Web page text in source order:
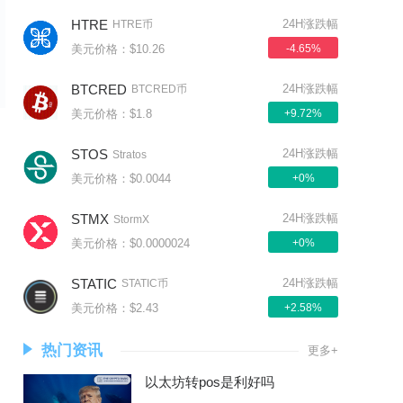
HTRE HTRE币
美元价格：$10.26
24H涨跌幅
-4.65%
BTCRED BTCRED币
美元价格：$1.8
24H涨跌幅
+9.72%
STOS Stratos
美元价格：$0.0044
24H涨跌幅
+0%
STMX StormX
美元价格：$0.0000024
24H涨跌幅
+0%
STATIC STATIC币
美元价格：$2.43
24H涨跌幅
+2.58%
热门资讯 更多+
以太坊转pos是利好吗